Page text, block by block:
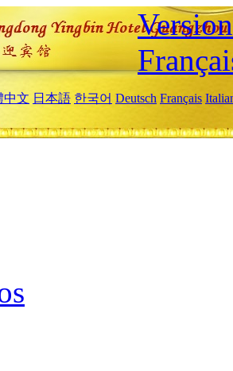
中文 日本語 한국어 Deutsch Français